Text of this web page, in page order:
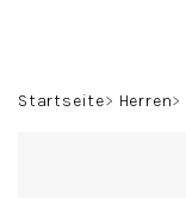
Startseite Herren